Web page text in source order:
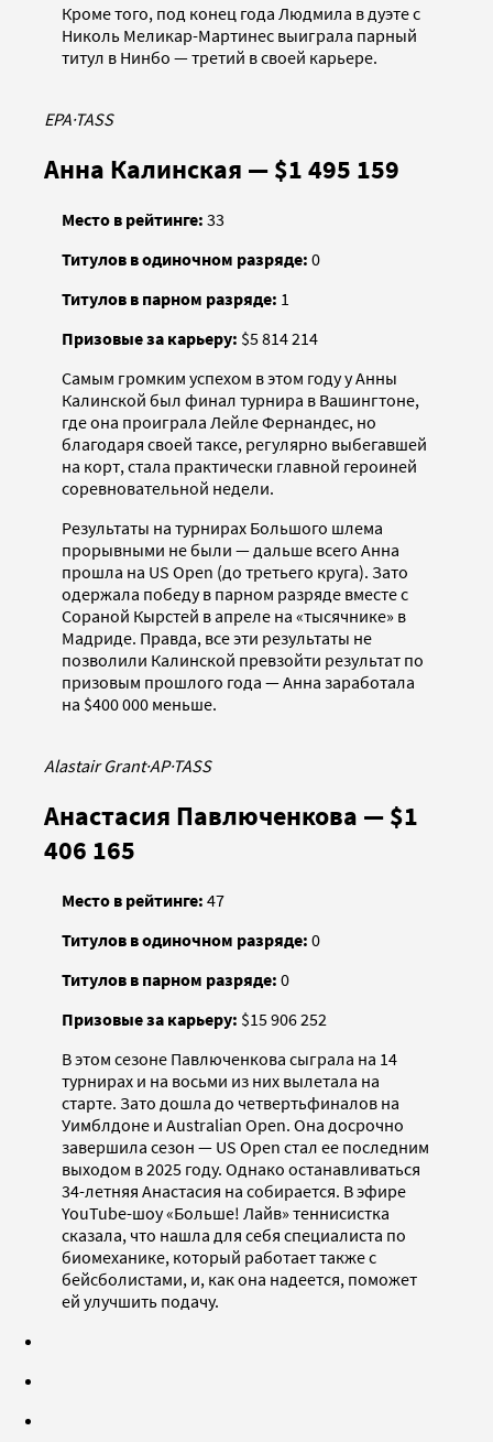
Кроме того, под конец года Людмила в дуэте с
Николь Меликар-Мартинес выиграла парный
титул в Нинбо — третий в своей карьере.
EPA·TASS
Анна Калинская — $1 495 159
Место в рейтинге: 33
Титулов в одиночном разряде: 0
Титулов в парном разряде: 1
Призовые за карьеру: $5 814 214
Самым громким успехом в этом году у Анны
Калинской был финал турнира в Вашингтоне,
где она проиграла Лейле Фернандес, но
благодаря своей таксе, регулярно выбегавшей
на корт, стала практически главной героиней
соревновательной недели.
Результаты на турнирах Большого шлема
прорывными не были — дальше всего Анна
прошла на US Open (до третьего круга). Зато
одержала победу в парном разряде вместе с
Сораной Кырстей в апреле на «тысячнике» в
Мадриде. Правда, все эти результаты не
позволили Калинской превзойти результат по
призовым прошлого года — Анна заработала
на $400 000 меньше.
Alastair Grant·AP·TASS
Анастасия Павлюченкова — $1
406 165
Место в рейтинге: 47
Титулов в одиночном разряде: 0
Титулов в парном разряде: 0
Призовые за карьеру: $15 906 252
В этом сезоне Павлюченкова сыграла на 14
турнирах и на восьми из них вылетала на
старте. Зато дошла до четвертьфиналов на
Уимблдоне и Australian Open. Она досрочно
завершила сезон — US Open стал ее последним
выходом в 2025 году. Однако останавливаться
34-летняя Анастасия на собирается. В эфире
YouTube-шоу «Больше! Лайв» теннисистка
сказала, что нашла для себя специалиста по
биомеханике, который работает также с
бейсболистами, и, как она надеется, поможет
ей улучшить подачу.